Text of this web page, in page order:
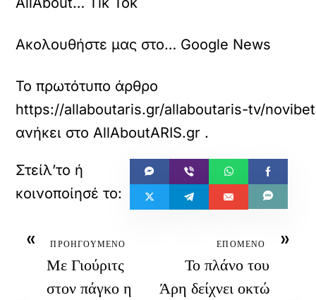
Ακολουθήστε μας στο… Google News
Το πρωτότυπο άρθρο
https://allaboutaris.gr/allaboutaris-tv/
ανήκει στοAllAboutARIS.gr .
« ΠΡΟΗΓΟΥΜΕΝΟ
Με Γιούριτς
στον πάγκο η
»
ΕΠΟΜΕΝΟ
Το πλάνο του
Άρη δείχνει οκτώ